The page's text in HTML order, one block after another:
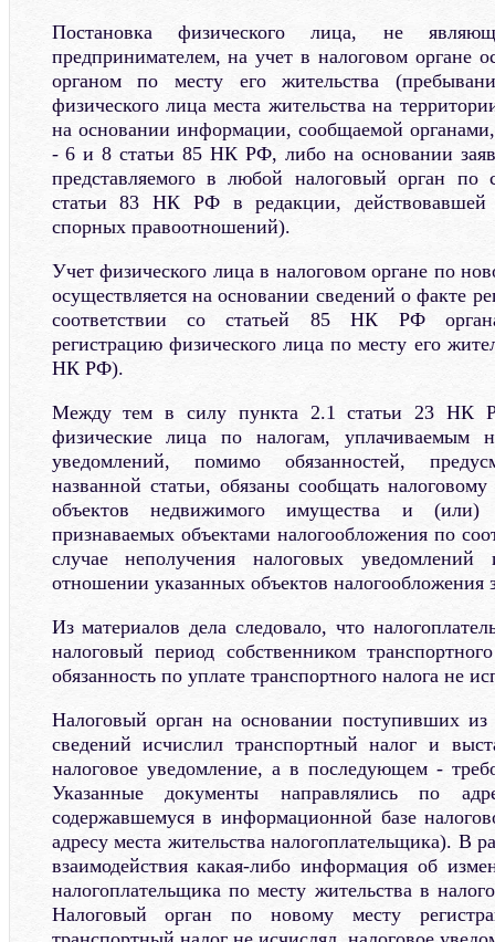
Постановка физического лица, не
предпринимателем, на учет в налоговом органе
органом по месту его жительства
физического лица места жительства на
на основании информации, сообщаемой
- 6 и 8 статьи 85 НК РФ, либо на основании
представляемого в любой налоговый орган
статьи 83 НК РФ в редакции, действовавшей
спорных правоотношений).
Учет физического лица в налоговом органе по
осуществляется на основании сведений о факте
соответствии со статьей 85 НК РФ
регистрацию физического лица по месту его
НК РФ).
Между тем в силу пункта 2.1 статьи 23 НК
физические лица по налогам, уплачиваемым
уведомлений, помимо обязанностей,
названной статьи, обязаны сообщать
объектов недвижимого имущества и (или)
признаваемых объектами налогообложения по
случае неполучения налоговых
отношении указанных объектов налогообложения
Из материалов дела следовало, что
налоговый период собственником
обязанность по уплате транспортного налога не
Налоговый орган на основании поступивших из
сведений исчислил транспортный налог и
налоговое уведомление, а в последующем -
Указанные документы направлялись по
содержавшемуся в информационной базе
адресу места жительства налогоплательщика). В
взаимодействия какая-либо информация об
налогоплательщика по месту жительства в
Налоговый орган по новому месту